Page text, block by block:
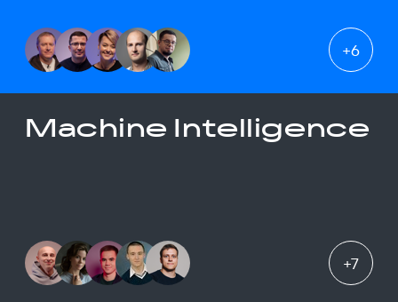
+6
Machine Intelligence
+7